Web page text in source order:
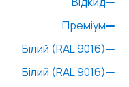
Преміум
Білий (RAL 9016)
Білий (RAL 9016)